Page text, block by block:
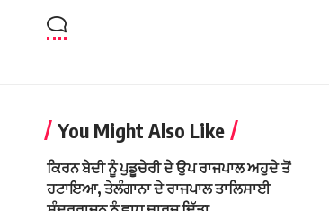
You Might Also Like
ਕਿਰਨ ਬੇਦੀ ਨੂੰ ਪੁਡੂਚੇਰੀ ਦੇ ਉਪ ਰਾਜਪਾਲ ਅਹੁਦੇ ਤੋਂ
ਹਟਾਇਆ, ਤੇਲੰਗਾਨਾ ਦੇ ਰਾਜਪਾਲ ਤਾਲਿਸਾਈ